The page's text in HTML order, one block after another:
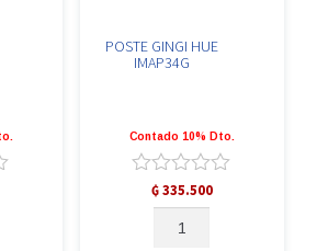
POSTE GINGI HUE
IMAP34G
Contado 10% Dto.
Valorado
con
₲335.500
GINGI